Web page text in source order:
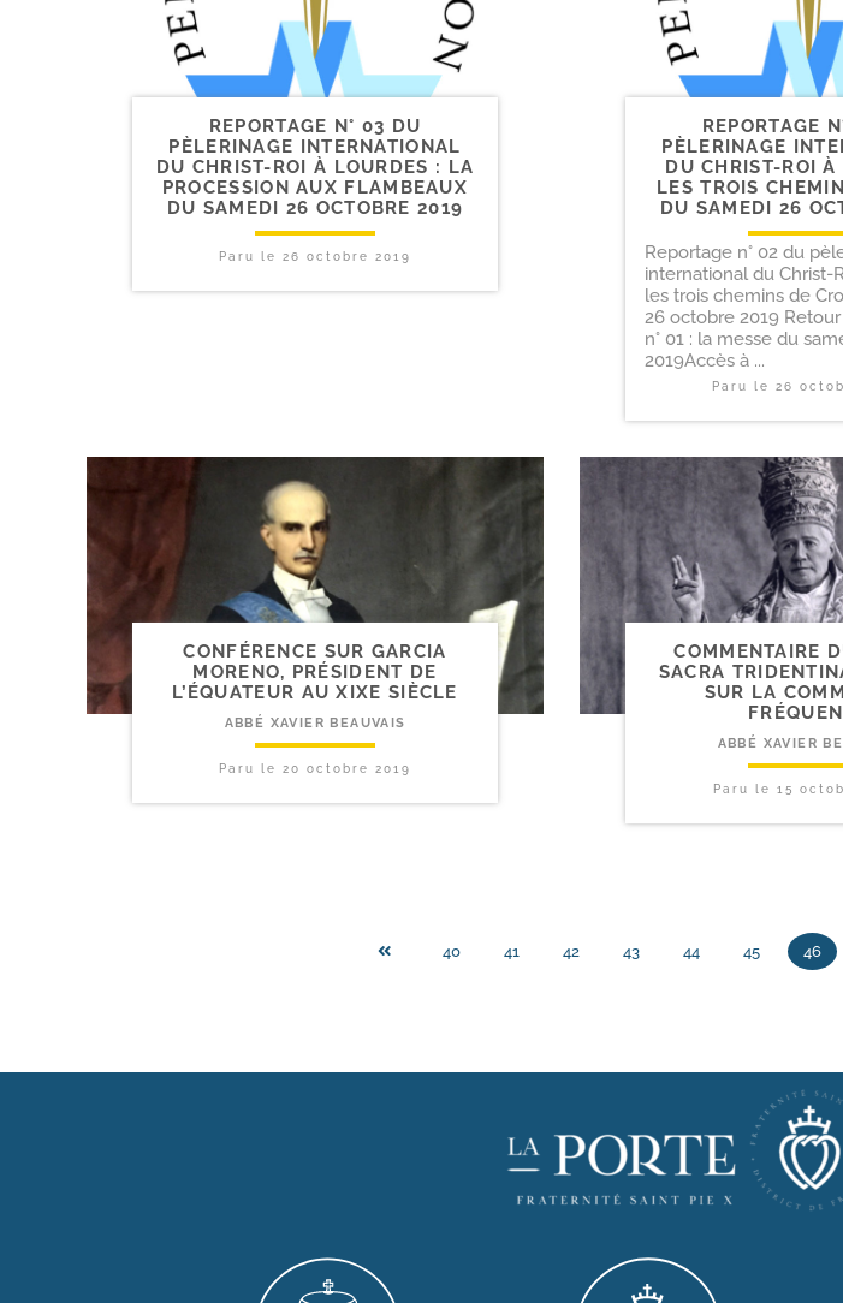
REPORTAGE N° 03 DU
PÈLERINAGE INTERNATIONAL
DU CHRIST-​ROI À LOURDES : LA
PROCESSION AUX FLAMBEAUX
DU SAMEDI 26 OCTOBRE 2019
Paru le 26 octobre 2019
REPORTAGE
PÈLERINAGE
DU CHRIST-​ROI À
LES TROIS
DU SAMEDI 26
Reportage n° 02 du
international du Christ-
les trois chemins de
26 octobre 2019
n° 01 : la messe du
2019Accès à ...
Paru le 26
CONFÉRENCE SUR GARCIA
MORENO, PRÉSIDENT DE
L’ÉQUATEUR AU XIXE SIÈCLE
ABBÉ XAVIER BEAUVAIS
Paru le 20 octobre 2019
COMMENTAIRE
SACRA
SUR LA
ABBÉ XAVIER
Paru le 15
40 41 42 43 44 45 46